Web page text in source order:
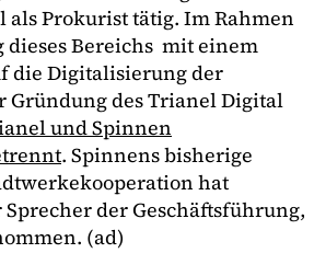
als Prokurist tätig. Im Rahmen
dieses Bereichs mit einem
die Digitalisierung der
des Trianel Digital
und Spinnen
. Spinnens bisherige
hat
der Geschäftsführung,
(ad)